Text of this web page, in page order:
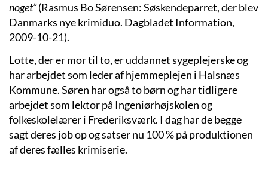
noget”(Rasmus Bo Sørensen: Søskendeparret, der blev
Danmarks nye krimiduo. Dagbladet Information,
2009-10-21).
Lotte, der er mor til to, er uddannet sygeplejerske og
har arbejdet som leder af hjemmeplejen i Halsnæs
Kommune. Søren har også to børn og har tidligere
arbejdet som lektor på Ingeniørhøjskolen og
folkeskolelærer i Frederiksværk. I dag har de begge
sagt deres job op og satser nu 100 % på produktionen
af deres fælles krimiserie.